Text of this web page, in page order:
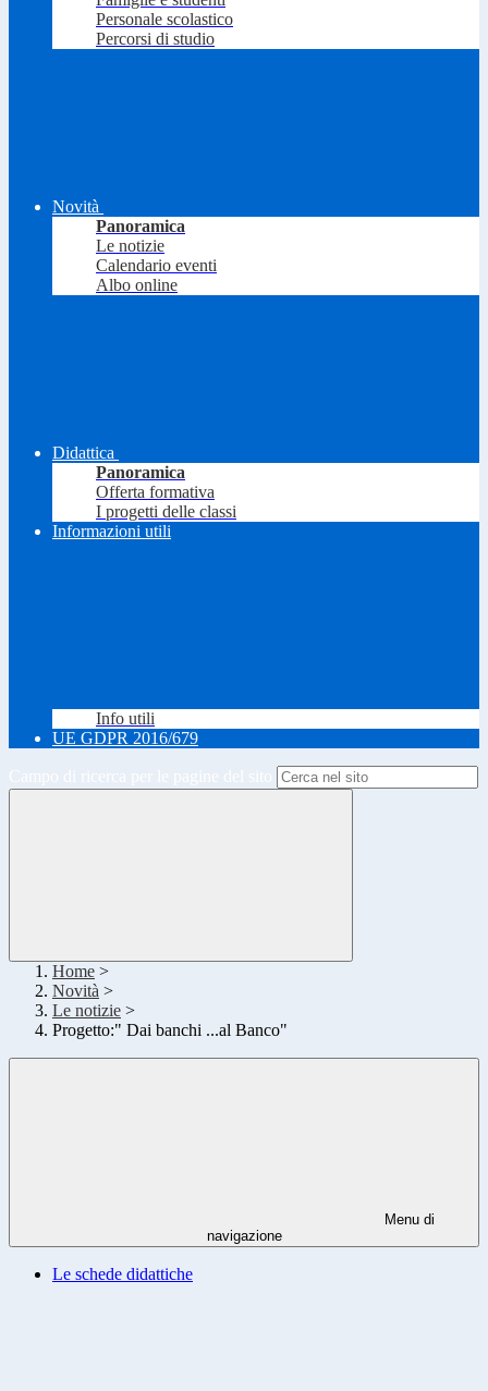
Personale scolastico
Percorsi di studio
Novità
Panoramica
Le notizie
Calendario eventi
Albo online
Didattica
Panoramica
Offerta formativa
I progetti delle classi
Informazioni utili
Info utili
UE GDPR 2016/679
Home >
Novità >
Le notizie >
Progetto:" Dai banchi ...al Banco"
Menu di
navigazione
Le schede didattiche